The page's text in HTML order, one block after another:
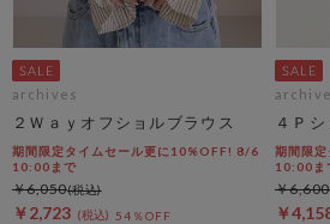
archives
２Ｗａｙオフショルブラウス
期間限定タイムセール更に10%OFF! 8/6
10:00まで
￥2,723 54％OFF
￥6,050
４Ｐ
期間限
10:00ま
￥
￥6,600